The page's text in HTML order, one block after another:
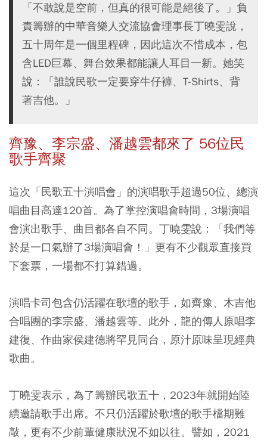
「不敢說是空前，但真的很可能是絕後了。」負
責籌辦的中華音樂人交流協會理事長丁曉雯說，
五十周年是一個里程碑，因此這次不惜成本，包
含LED巨幕、舞台效果都能讓人耳目一新。她笑
說：「誰說民歌一定要穿牛仔褲、T-Shirts、背
著吉他。」
齊豫、李宗盛、潘越雲都來了 56位民
歌手齊聚
這次「民歌五十演唱會」的演唱歌手超過50位、總演
唱曲目高達120首。為了掌控演唱會時間，3場演唱
會演出歌手、曲目都各自不同。丁曉雯說：「我們等
於是一口氣辦了3場演唱會！」更有不少觀眾直接買
下套票，一場都不打算錯過。
演唱卡司包含仍活躍在歌壇的歌手，如齊豫、木吉他
合唱團的李宗盛、潘越雲等。此外，龍的傳人原唱李
建復、作曲家侯建德將罕見同台，原汁原味呈現經典
歌曲。
丁曉雯表示，為了籌辦民歌五十，2023年就開始陸
續邀請歌手出席。不只仍活躍於歌壇的歌手檔期難
敲，更有不少前輩健康狀況不如以往。譬如，2021